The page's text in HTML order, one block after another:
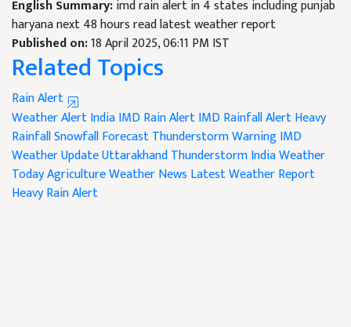
English Summary:imd rain alert in 4 states including punjab
haryana next 48 hours read latest weather report
Published on:18 April 2025, 06:11 PM IST
Related Topics
Rain Alert
Weather Alert IndiaIMD Rain AlertIMD Rainfall AlertHeavy
RainfallSnowfall ForecastThunderstorm WarningIMD
Weather UpdateUttarakhand ThunderstormIndia Weather
TodayAgriculture Weather News Latest Weather Report
Heavy Rain Alert